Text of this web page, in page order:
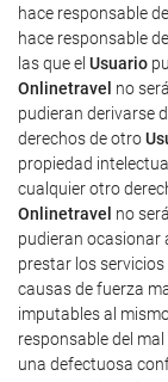
hace responsable
hace responsable
las que el Usuario
Onlinetravel no
pudieran derivarse
derechos de otro
propiedad
cualquier otro
Onlinetravel no
pudieran ocasionar
prestar los
causas de fuerza
imputables al
responsable del
una defectuosa